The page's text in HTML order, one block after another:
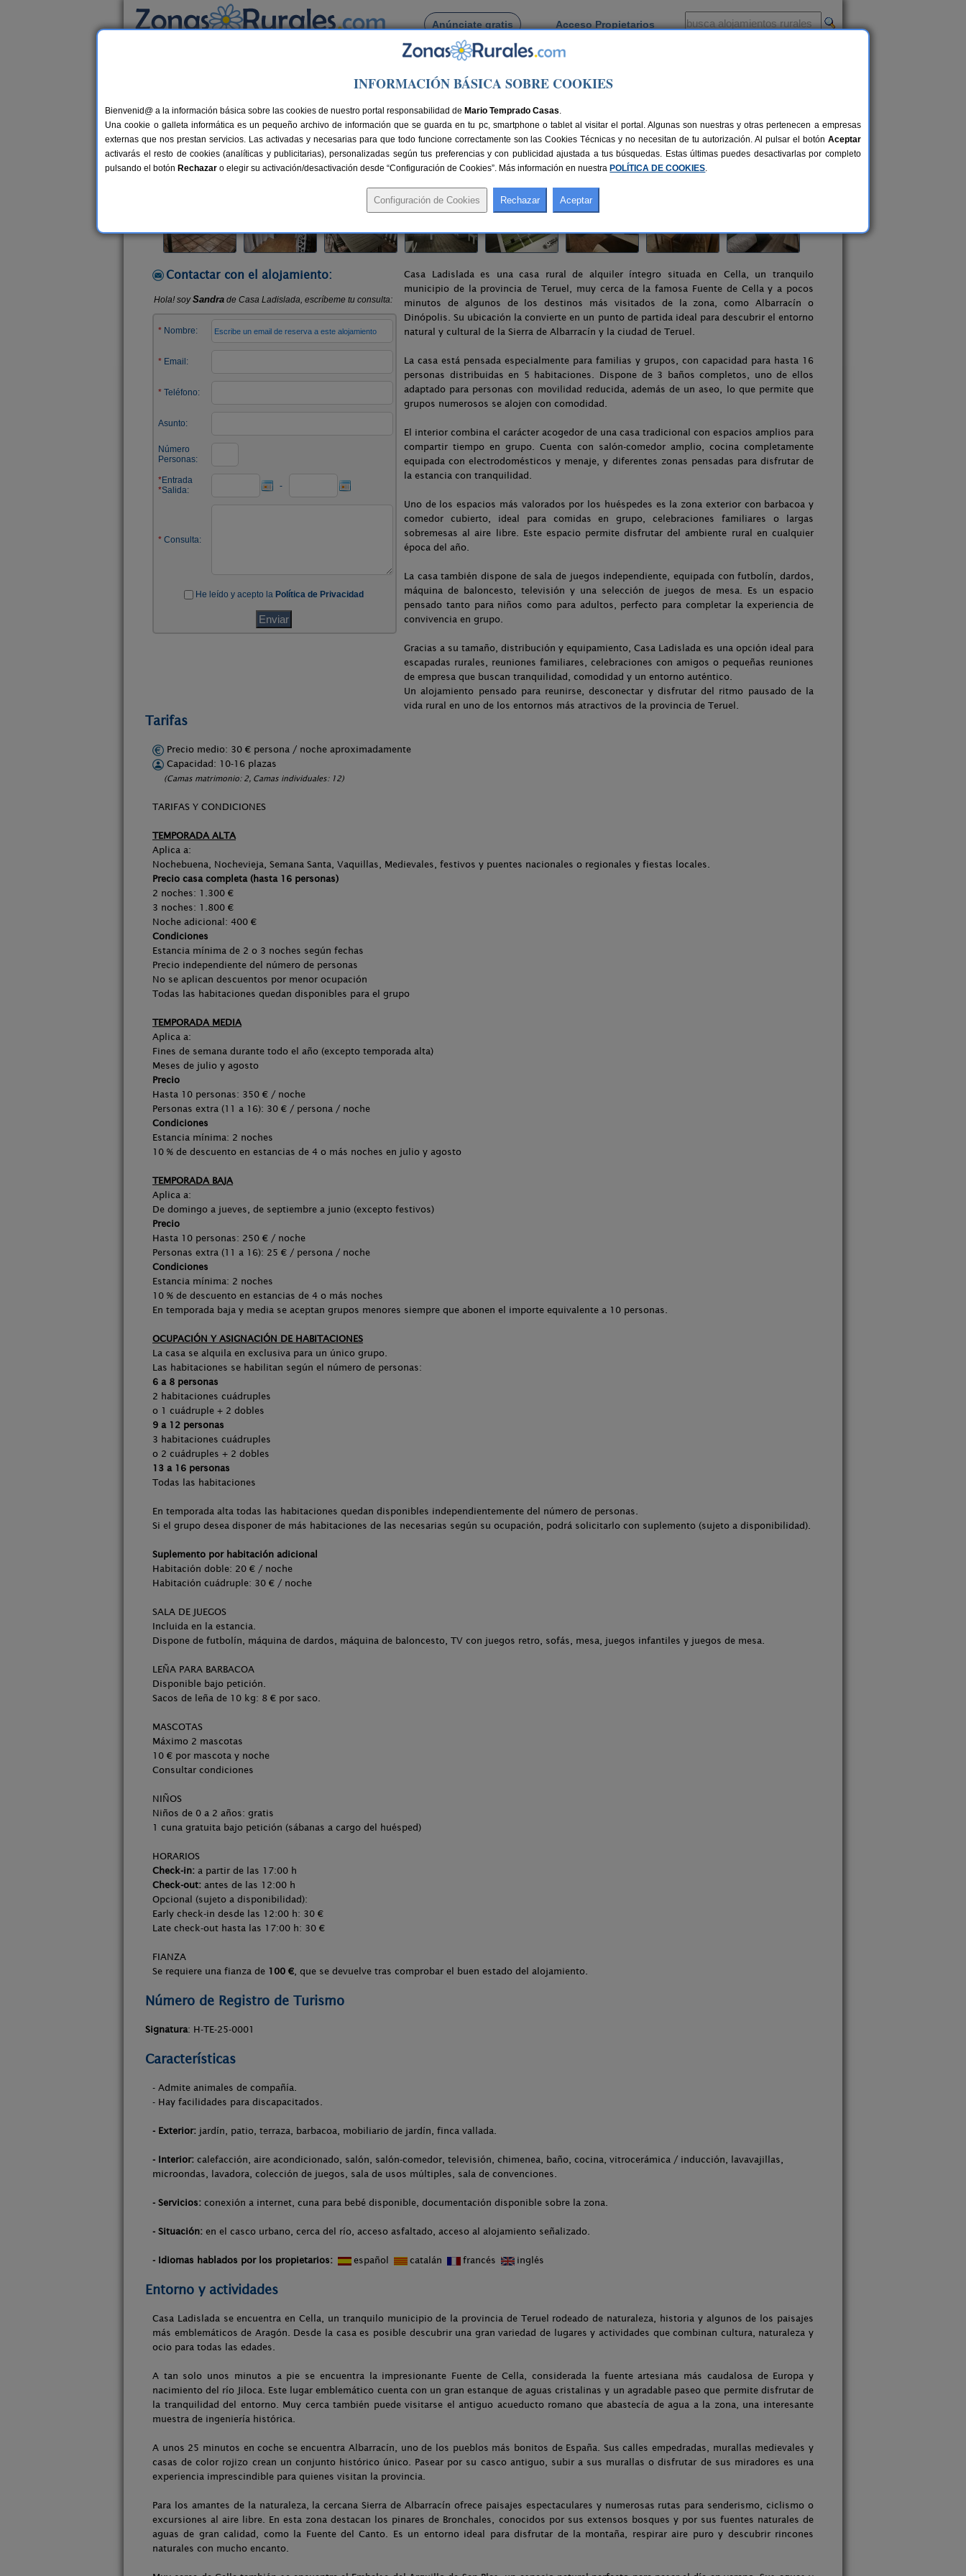
Anúnciate gratis Acceso Propietarios
Busca por pueblo
> Casa Ladislada
Casa Ladislada
Casa Rural en Cella (Teruel)
Alquiler completo y por habitaciones 10-16 plazas 24 km de Teruel Compartir:
Contactar con el alojamiento:
Casa Ladislada es una casa rural de alquiler íntegro situada en Cella, un tranquilo
municipio de la provincia de Teruel, muy cerca de la famosa Fuente de Cella y a pocos
minutos de algunos de los destinos más visitados de la zona, como Albarracín o
Dinópolis. Su ubicación la convierte en un punto de partida ideal para descubrir el entorno
natural y cultural de la Sierra de Albarracín y la ciudad de Teruel.
La casa está pensada especialmente para familias y grupos, con capacidad para hasta 16
personas distribuidas en 5 habitaciones. Dispone de 3 baños completos, uno de ellos
adaptado para personas con movilidad reducida, además de un aseo, lo que permite que
grupos numerosos se alojen con comodidad.
El interior combina el carácter acogedor de una casa tradicional con espacios amplios para
compartir tiempo en grupo. Cuenta con salón-comedor amplio, cocina completamente
equipada con electrodomésticos y menaje, y diferentes zonas pensadas para disfrutar de
la estancia con tranquilidad.
Uno de los espacios más valorados por los huéspedes es la zona exterior con barbacoa y
comedor cubierto, ideal para comidas en grupo, celebraciones familiares o largas
sobremesas al aire libre. Este espacio permite disfrutar del ambiente rural en cualquier
época del año.
La casa también dispone de sala de juegos independiente, equipada con futbolín, dardos,
máquina de baloncesto, televisión y una selección de juegos de mesa. Es un espacio
pensado tanto para niños como para adultos, perfecto para completar la experiencia de
convivencia en grupo.
Gracias a su tamaño, distribución y equipamiento, Casa Ladislada es una opción ideal para
escapadas rurales, reuniones familiares, celebraciones con amigos o pequeñas reuniones
de empresa que buscan tranquilidad, comodidad y un entorno auténtico.
Un alojamiento pensado para reunirse, desconectar y disfrutar del ritmo pausado de la
vida rural en uno de los entornos más atractivos de la provincia de Teruel.
Tarifas
Precio medio: 30 € persona / noche aproximadamente
Capacidad: 10-16 plazas
(Camas matrimonio: 2, Camas individuales: 12)
TARIFAS Y CONDICIONES
TEMPORADA ALTA
Aplica a:
Nochebuena, Nochevieja, Semana Santa, Vaquillas, Medievales, festivos y puentes nacionales o regionales y fiestas locales.
Precio casa completa (hasta 16 personas)
2 noches: 1.300 €
3 noches: 1.800 €
Noche adicional: 400 €
Condiciones
Estancia mínima de 2 o 3 noches según fechas
Precio independiente del número de personas
No se aplican descuentos por menor ocupación
Todas las habitaciones quedan disponibles para el grupo
TEMPORADA MEDIA
Aplica a:
Fines de semana durante todo el año (excepto temporada alta)
Meses de julio y agosto
Precio
Hasta 10 personas: 350 € / noche
Personas extra (11 a 16): 30 € / persona / noche
Condiciones
Estancia mínima: 2 noches
10 % de descuento en estancias de 4 o más noches en julio y agosto
TEMPORADA BAJA
Aplica a:
De domingo a jueves, de septiembre a junio (excepto festivos)
Precio
Hasta 10 personas: 250 € / noche
Personas extra (11 a 16): 25 € / persona / noche
Condiciones
Estancia mínima: 2 noches
10 % de descuento en estancias de 4 o más noches
En temporada baja y media se aceptan grupos menores siempre que abonen el importe equivalente a 10 personas.
OCUPACIÓN Y ASIGNACIÓN DE HABITACIONES
La casa se alquila en exclusiva para un único grupo.
Las habitaciones se habilitan según el número de personas:
6 a 8 personas
2 habitaciones cuádruples
o 1 cuádruple + 2 dobles
9 a 12 personas
3 habitaciones cuádruples
o 2 cuádruples + 2 dobles
13 a 16 personas
Todas las habitaciones
En temporada alta todas las habitaciones quedan disponibles independientemente del número de personas.
Si el grupo desea disponer de más habitaciones de las necesarias según su ocupación, podrá solicitarlo con suplemento (sujeto a disponibilidad).
Suplemento por habitación adicional
Habitación doble: 20 € / noche
Habitación cuádruple: 30 € / noche
SALA DE JUEGOS
Incluida en la estancia.
Dispone de futbolín, máquina de dardos, máquina de baloncesto, TV con juegos retro, sofás, mesa, juegos infantiles y juegos de mesa.
LEÑA PARA BARBACOA
Disponible bajo petición.
Sacos de leña de 10 kg: 8 € por saco.
MASCOTAS
Máximo 2 mascotas
10 € por mascota y noche
Consultar condiciones
NIÑOS
Niños de 0 a 2 años: gratis
1 cuna gratuita bajo petición (sábanas a cargo del huésped)
HORARIOS
Check-in: a partir de las 17:00 h
Check-out: antes de las 12:00 h
Opcional (sujeto a disponibilidad):
Early check-in desde las 12:00 h: 30 €
Late check-out hasta las 17:00 h: 30 €
FIANZA
Se requiere una fianza de 100 €, que se devuelve tras comprobar el buen estado del alojamiento.
Número de Registro de Turismo
Signatura: H-TE-25-0001
Características
- Admite animales de compañía.
- Hay facilidades para discapacitados.
- Exterior: jardín, patio, terraza, barbacoa, mobiliario de jardín, finca vallada.
- Interior: calefacción, aire acondicionado, salón, salón-comedor, televisión, chimenea, baño, cocina, vitrocerámica / inducción, lavavajillas,
microondas, lavadora, colección de juegos, sala de usos múltiples, sala de convenciones.
- Servicios: conexión a internet, cuna para bebé disponible, documentación disponible sobre la zona.
- Situación: en el casco urbano, cerca del río, acceso asfaltado, acceso al alojamiento señalizado.
- Idiomas hablados por los propietarios: español catalán francés inglés
Entorno y actividades
Casa Ladislada se encuentra en Cella, un tranquilo municipio de la provincia de Teruel rodeado de naturaleza, historia y algunos de los paisajes
más emblemáticos de Aragón. Desde la casa es posible descubrir una gran variedad de lugares y actividades que combinan cultura, naturaleza y
ocio para todas las edades.
A tan solo unos minutos a pie se encuentra la impresionante Fuente de Cella, considerada la fuente artesiana más caudalosa de Europa y
nacimiento del río Jiloca. Este lugar emblemático cuenta con un gran estanque de aguas cristalinas y un agradable paseo que permite disfrutar de
la tranquilidad del entorno. Muy cerca también puede visitarse el antiguo acueducto romano que abastecía de agua a la zona, una interesante
muestra de ingeniería histórica.
A unos 25 minutos en coche se encuentra Albarracín, uno de los pueblos más bonitos de España. Sus calles empedradas, murallas medievales y
casas de color rojizo crean un conjunto histórico único. Pasear por su casco antiguo, subir a sus murallas o disfrutar de sus miradores es una
experiencia imprescindible para quienes visitan la provincia.
Para los amantes de la naturaleza, la cercana Sierra de Albarracín ofrece paisajes espectaculares y numerosas rutas para senderismo, ciclismo o
excursiones al aire libre. En esta zona destacan los pinares de Bronchales, conocidos por sus extensos bosques y por sus fuentes naturales de
aguas de gran calidad, como la Fuente del Canto. Es un entorno ideal para disfrutar de la montaña, respirar aire puro y descubrir rincones
naturales con mucho encanto.
INFORMACIÓN BÁSICA SOBRE COOKIES
Bienvenid@ a la información básica sobre las cookies de nuestro portal responsabilidad de Mario Temprado Casas.
Una cookie o galleta informática es un pequeño archivo de información que se guarda en tu pc, smartphone o tablet al visitar el portal. Algunas son nuestras y otras pertenecen a empresas
externas que nos prestan servicios. Las activadas y necesarias para que todo funcione correctamente son las Cookies Técnicas y no necesitan de tu autorización. Al pulsar el botón Aceptar
activarás el resto de cookies (analíticas y publicitarias), personalizadas según tus preferencias y con publicidad ajustada a tus búsquedas. Estas últimas puedes desactivarlas por completo
pulsando el botón Rechazar o elegir su activación/desactivación desde “Configuración de Cookies”. Más información en nuestra POLÍTICA DE COOKIES.